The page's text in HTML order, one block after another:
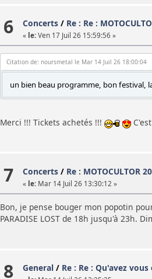
6 Concerts/ Re : Re :
« le:Ven 17 Juil 26 15:59:56 »
Citation de: noursmetal le Mar 14 Juil 26 18:00:04
un bien beau programme, bon
Merci !!! Tickets achetés !!!
7 Concerts/ Re : MOTOCULTOR
« le:Mar 14 Juil 26 13:30:12 »
Bon, je pense bouger mon popotin pour
PARADISE LOST de 18h jusqu'à 23h.
8 General/ Re : Re : Qu'avez